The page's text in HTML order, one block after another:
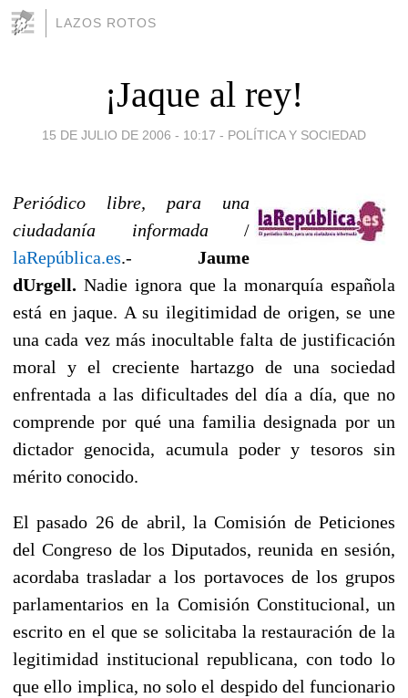
LAZOS ROTOS
¡Jaque al rey!
15 DE JULIO DE 2006 - 10:17 - POLÍTICA Y SOCIEDAD
Periódico libre, para una
ciudadanía informada/
laRepública.es.- Jaume
dUrgell. Nadie ignora que la monarquía española
está en jaque. A su ilegitimidad de origen, se une
una cada vez más inocultable falta de justificación
moral y el creciente hartazgo de una sociedad
enfrentada a las dificultades del día a día, que no
comprende por qué una familia designada por un
dictador genocida, acumula poder y tesoros sin
mérito conocido.
El pasado 26 de abril, la Comisión de Peticiones
del Congreso de los Diputados, reunida en sesión,
acordaba trasladar a los portavoces de los grupos
parlamentarios en la Comisión Constitucional, un
escrito en el que se solicitaba la restauración de la
legitimidad institucional republicana, con todo lo
que ello implica, no solo el despido del funcionario